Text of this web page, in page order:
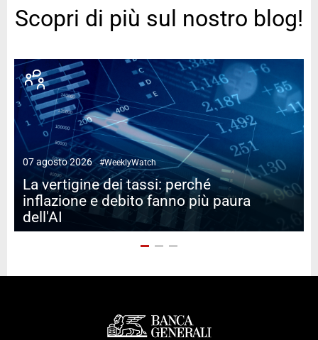
Scopri di più sul nostro blog!
07 agosto 2026 #WeeklyWatch
La vertigine dei tassi: perché
inflazione e debito fanno più paura
dell'AI